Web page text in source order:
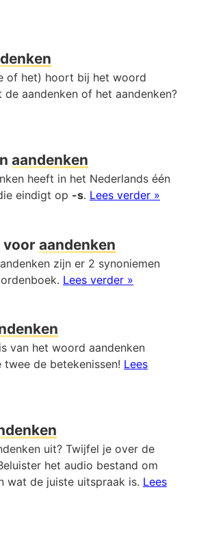
of het) hoort bij het woord
de aandenken of het aandenken?
aandenken
heeft in het Nederlands één
eindigt op -s. Lees verder »
voor aandenken
zijn er 2 synoniemen
Lees verder »
van het woord aandenken
twee de betekenissen! Lees
uit? Twijfel je over de
het audio bestand om
wat de juiste uitspraak is. Lees